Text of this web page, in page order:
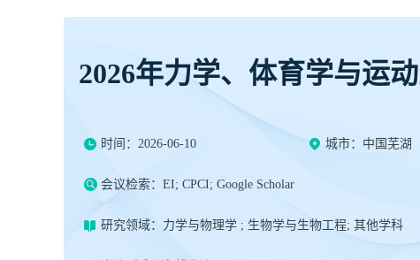
2026年力学、体育学与运
时间：2026-06-10 城市：中国芜湖
会议检索：EI; CPCI; Google Scholar
研究领域：力学与物理学 ; 生物学与生物工程; 其他学科